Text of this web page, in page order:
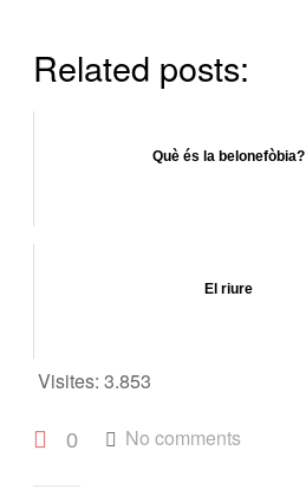
Related posts:
Què és la belonefòbia?
El riure
Visites: 3.853
0 No comments